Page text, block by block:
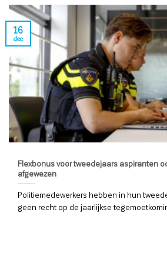
Flexbonus voor tweedejaars aspiranten
afgewezen
Politiemedewerkers hebben in hun
geen recht op de jaarlijkse
16
dec